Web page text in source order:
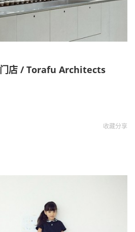
店 / Torafu Architects
收藏分享